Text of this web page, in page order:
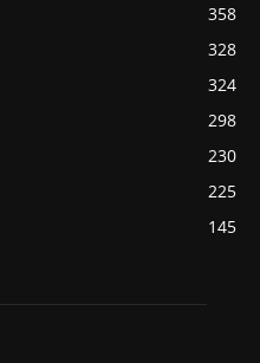
358
328
324
298
230
225
145